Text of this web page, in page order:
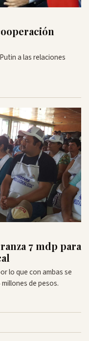
a las relaciones
7 mdp para
lo que con ambas se
de pesos.